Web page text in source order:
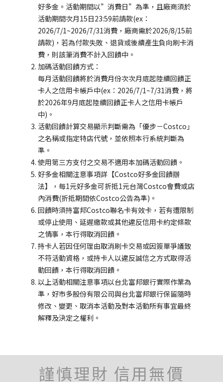
好多金。活動期間以”消費日”為準，且廠商須於
活動期間次月15日23:59前請款(ex：
2026/7/1~2026/7/31消費，廠商需於2026/8/15前
請款)，若為付款失敗、退貨或後續產生負向刷卡消
費，則該筆消費不計入回饋中。
加碼活動回饋方式：
每月活動回饋將於消費月份次次月底起陸續回饋正
卡人之信用卡帳戶中(ex：2026/7/1~7/31消費，將
於2026年9月底起陸續回饋正卡人之信用卡帳戶
中)。
活動回饋計算交易顯示判斷需為「優步－Costco」
之名稱或指定特店代號，並依照本行系統判斷為
準。
使用第三方支付之交易不適用本加碼活動回饋。
好多金相關注意事項詳【Costco好多金回饋辦
法】，每1元好多金可折抵1元台灣Costco會費或店
內消費(折抵期間依Costco公告為準)。
回饋時須持富邦Costco聯名卡有效卡，若有遭限制
或停止使用、延遲繳款或其他違反信用卡約定條款
之情事，本行得取消回饋。
持卡人若因任何理由取消刷卡交易或因簽單爭議致
不符活動資格，或持卡人以違反誠信之方式取得活
動回饋，本行得取消回饋。
以上活動相關注意事項以台北富邦銀行實際作業為
準，好市多股份有限公司與台北富邦銀行保留隨時
修改、變更、取消本活動及對本活動所有事宜最終
解釋及決定之權利。
謹慎理財 信用無價